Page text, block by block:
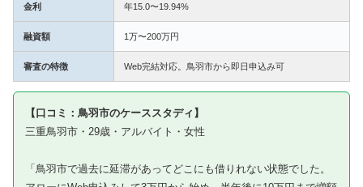
金利 年15.0〜19.94%
融資額 1万〜200万円
審査の特徴 Web完結対応。鳥羽市から即日申込み可
【口コミ：鳥羽市のケーススタディ】
三重鳥羽市・29歳・アルバイト・女性
「鳥羽市で過去に延滞があってどこにも借りれない状態でした。